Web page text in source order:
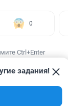
0
Ctrl+Enter
задания!